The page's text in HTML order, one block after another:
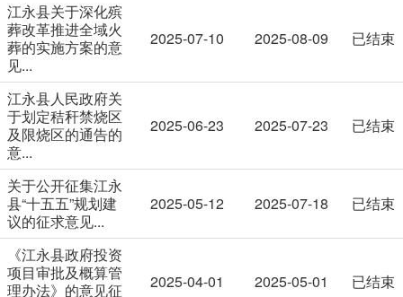
江永县关于深化殡
葬改革推进全域火
葬的实施方案的意
见...
2025-07-10 2025-08-09 已结束
江永县人民政府关
于划定秸秆禁烧区
及限烧区的通告的
意...
2025-06-23 2025-07-23 已结束
关于公开征集江永
县“十五五”规划建
议的征求意见...
2025-05-12 2025-07-18 已结束
《江永县政府投资
项目审批及概算管
理办法》的意见征
2025-04-01 2025-05-01 已结束